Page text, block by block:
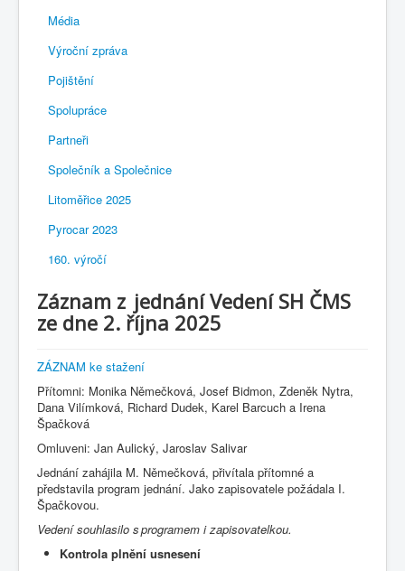
Média
Výroční zpráva
Pojištění
Spolupráce
Partneři
Společník a Společnice
Litoměřice 2025
Pyrocar 2023
160. výročí
Záznam z jednání Vedení SH ČMS
ze dne 2. října 2025
ZÁZNAM ke stažení
Přítomni: Monika Němečková, Josef Bidmon, Zdeněk Nytra,
Dana Vilímková, Richard Dudek, Karel Barcuch a Irena
Špačková
Omluveni: Jan Aulický, Jaroslav Salivar
Jednání zahájila M. Němečková, přivítala přítomné a
představila program jednání. Jako zapisovatele požádala I.
Špačkovou.
Vedení souhlasilo s programem i zapisovatelkou.
Kontrola plnění usnesení